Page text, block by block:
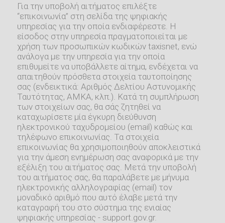
Για την υποβολή αιτήματος επιλέξτε
“επικοινωνία” στη σελίδα της ψηφιακής
υπηρεσίας για την οποία ενδιαφέρεστε. Η
είσοδος στην υπηρεσία πραγματοποιείται με
χρήση των προσωπικών κωδικών taxisnet, ενώ
ανάλογα με την υπηρεσία για την οποία
επιθυμείτε να υποβάλλετε αίτημα, ενδέχεται να
απαιτηθούν πρόσθετα στοιχεία ταυτοποίησης
σας (ενδεικτικά: Αριθμός Δελτίου Αστυνομικής
Ταυτότητας, ΑΜΚΑ, κλπ.). Κατά τη συμπλήρωση
των στοιχείων σας, θα σάς ζητηθεί να
καταχωρίσετε μία έγκυρη διεύθυνση
ηλεκτρονικού ταχυδρομείου (email) καθώς και
τηλέφωνο επικοινωνίας. Τα στοιχεία
επικοινωνίας θα χρησιμοποιηθούν αποκλειστικά
για την άμεση ενημέρωση σας αναφορικά με την
εξέλιξη του αιτήματος σας. Μετά την υποβολή
του αιτήματος σας, θα παραλάβετε με μήνυμα
ηλεκτρονικής αλληλογραφίας (email) τον
μοναδικό αριθμό που αυτό έλαβε μετά την
καταγραφή του στο σύστημα της ενιαίας
ψηφιακής υπηρεσίας - support.gov.gr.